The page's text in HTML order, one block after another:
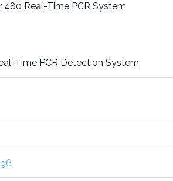
480 Real-Time PCR System
Time PCR Detection System